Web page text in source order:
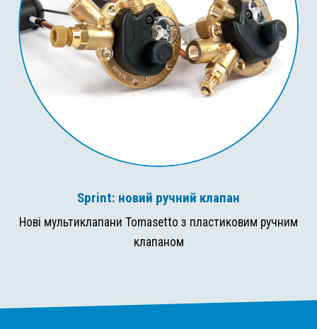
Sprint: новий ручний клапан
Нові мультиклапани Tomasetto з пластиковим ручним
клапаном